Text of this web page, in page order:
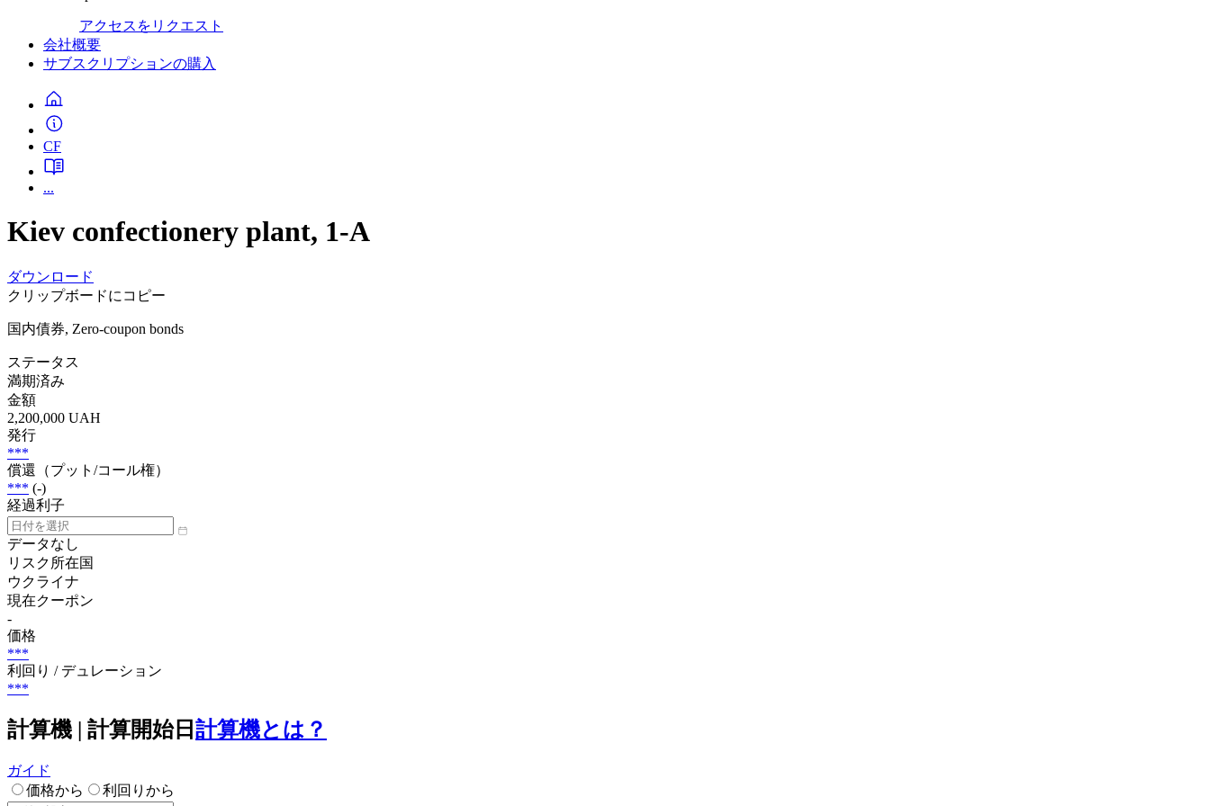
アクセスをリクエスト
会社概要
サブスクリプションの購入
CF
...
Kiev confectionery plant, 1-A
ダウンロード
クリップボードにコピー
国内債券, Zero-coupon bonds
ステータス
満期済み
金額
2,200,000 UAH
発行
***
償還（プット/コール権）
*** (-)
経過利子
データなし
リスク所在国
ウクライナ
現在クーポン
-
価格
***
利回り / デュレーション
***
計算機 | 計算開始日 計算機とは？
ガイド
価格から
利回りから